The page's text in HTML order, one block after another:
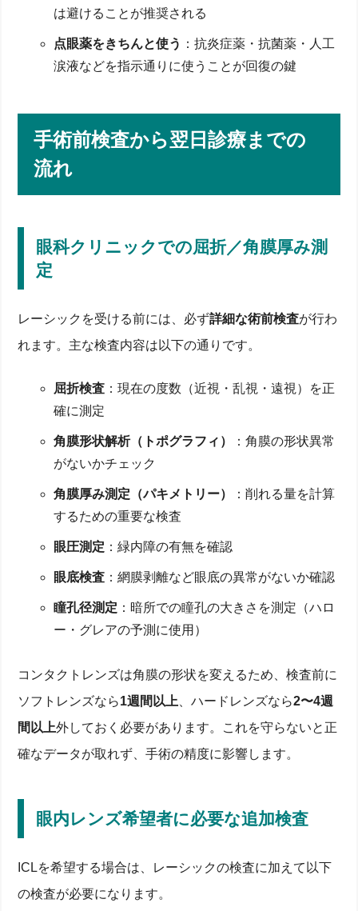
は避けることが推奨される
点眼薬をきちんと使う ：抗炎症薬・抗菌薬・人工
涙液などを指示通りに使うことが回復の鍵
手術前検査から翌日診療までの
流れ
眼科クリニックでの屈折／角膜厚み測
定
レーシックを受ける前には、必ず詳細な術前検査が行わ
れます。主な検査内容は以下の通りです。
屈折検査 ：現在の度数（近視・乱視・遠視）を正
確に測定
角膜形状解析（トポグラフィ）
：角膜の形状異常
がないかチェック
角膜厚み測定（パキメトリー）
：削れる量を計算
するための重要な検査
眼圧測定 ：緑内障の有無を確認
眼底検査 ：網膜剥離など眼底の異常がないか確認
瞳孔径測定 ：暗所での瞳孔の大きさを測定（ハロ
ー・グレアの予測に使用）
コンタクトレンズは角膜の形状を変えるため、検査前に
ソフトレンズなら1週間以上 、ハードレンズなら2〜4週
間以上外しておく必要があります。これを守らないと正
確なデータが取れず、手術の精度に影響します。
眼内レンズ希望者に必要な追加検査
ICLを希望する場合は、レーシックの検査に加えて以下
の検査が必要になります。